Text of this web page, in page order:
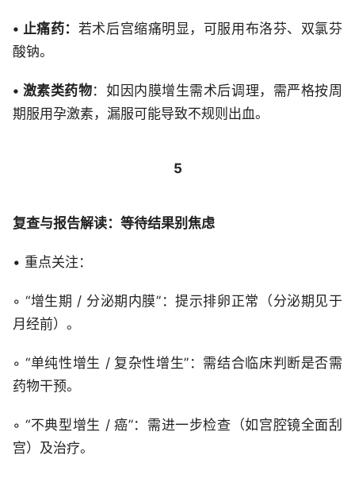
• 止痛药： 若术后宫缩痛明显，可服用布洛芬、双氯芬
酸钠。
• 激素类药物：如因内膜增生需术后调理，需严格按周
期服用孕激素，漏服可能导致不规则出血。
5
复查与报告解读：等待结果别焦虑
• 重点关注：
◦ “增生期 / 分泌期内膜”：提示排卵正常（分泌期见于
月经前）。
◦ “单纯性增生 / 复杂性增生”：需结合临床判断是否需
药物干预。
◦ “不典型增生 / 癌”：需进一步检查（如宫腔镜全面刮
宫）及治疗。